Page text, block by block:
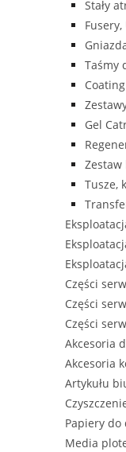
Stały
Taśmy
Gel
Zestaw
Tusze,
Części
Części
Części
Akcesoria
Akcesoria
Artykułu
Papiery do
Media